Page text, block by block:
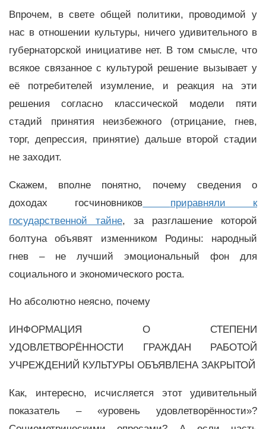
Впрочем, в свете общей политики, проводимой у
нас в отношении культуры, ничего удивительного в
губернаторской инициативе нет. В том смысле, что
всякое связанное с культурой решение вызывает у
её потребителей изумление, и реакция на эти
решения согласно классической модели пяти
стадий принятия неизбежного (отрицание, гнев,
торг, депрессия, принятие) дальше второй стадии
не заходит.
Скажем, вполне понятно, почему сведения о
доходах госчиновников
приравняли к
государственной тайне, за разглашение которой
болтуна объявят изменником Родины: народный
гнев – не лучший эмоциональный фон для
социального и экономического роста.
Но абсолютно неясно, почему
ИНФОРМАЦИЯ О СТЕПЕНИ
УДОВЛЕТВОРЁННОСТИ ГРАЖДАН РАБОТОЙ
УЧРЕЖДЕНИЙ КУЛЬТУРЫ ОБЪЯВЛЕНА ЗАКРЫТОЙ
Как, интересно, исчисляется этот удивительный
показатель – «уровень удовлетворённости»?